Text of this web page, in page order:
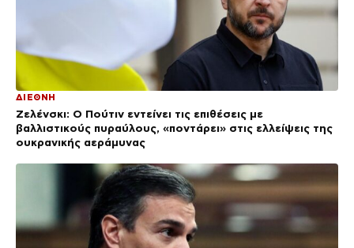
ΔΙΕΘΝΗ
Ζελένσκι: Ο Πούτιν εντείνει τις επιθέσεις με
βαλλιστικούς πυραύλους, «ποντάρει» στις ελλείψεις της
ουκρανικής αεράμυνας